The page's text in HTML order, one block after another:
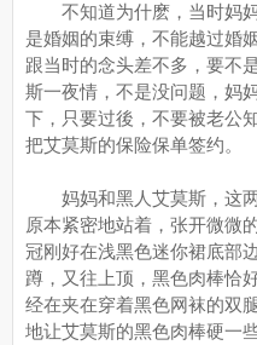
不知道为什麽，当时妈妈
是婚姻的束缚，不能越过婚
跟当时的念头差不多，要不
斯一夜情，不是没问题，妈
下，只要过後，不要被老公
把艾莫斯的保险保单签约。
妈妈和黑人艾莫斯，这两
原本紧密地站着，张开微微
冠刚好在浅黑色迷你裙底部
蹲，又往上顶，黑色肉棒恰
经在夹在穿着黑色网袜的双
地让艾莫斯的黑色肉棒硬一些